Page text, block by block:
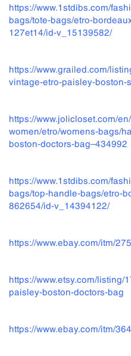
https://www.1stdibs.com/
bags/tote-bags/etro-
127et14/id-v_15139582/
https://www.grailed.com/
vintage-etro-paisley-
https://www.jolicloset.com/
women/etro/womens-bags/
boston-doctors-bag–434992
https://www.1stdibs.com/
bags/top-handle-bags/etro-
862654/id-v_14394122/
https://www.ebay.com/itm/
https://www.etsy.com/
paisley-boston-doctors-bag
https://www.ebay.com/itm/